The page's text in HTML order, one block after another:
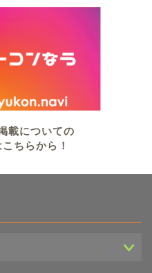
載についての
ちらから！